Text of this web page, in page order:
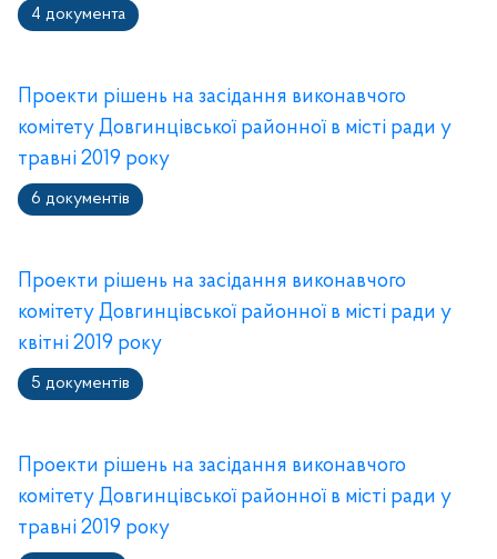
4 документа
Проекти рішень на засідання виконавчого
комітету Довгинцівської районної в місті ради у
травні 2019 року
6 документів
Проекти рішень на засідання виконавчого
комітету Довгинцівської районної в місті ради у
квітні 2019 року
5 документів
Проекти рішень на засідання виконавчого
комітету Довгинцівської районної в місті ради у
травні 2019 року